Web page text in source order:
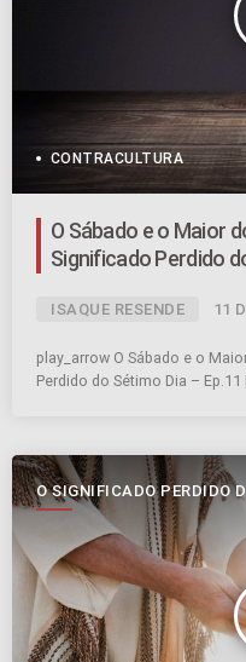
CONTRACULTURA
O Sábado e o Maior
Significado Perdido
ISAQUE RESENDE 11
play_arrow O Sábado e o
Perdido do Sétimo Dia –
O SIGNIFICADO PERDIDO
SÉTIMO DIA